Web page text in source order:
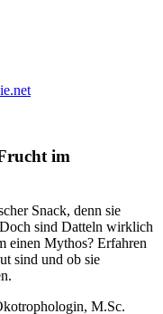
im
Snack, denn sie
sind Datteln wirklich
einen Mythos? Erfahren
sind und ob sie
M.Sc.